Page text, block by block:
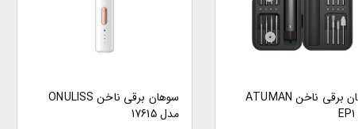
سوهان برقی ناخن ATUMAN
سوهان برقي ناخن ONULISS
مدل 17615